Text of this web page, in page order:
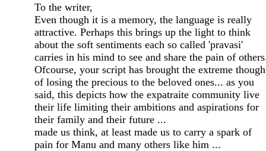
To the writer,
Even though it is a memory, the language is really
attractive. Perhaps this brings up the light to think
about the soft sentiments each so called 'pravasi'
carries in his mind to see and share the pain of
Ofcourse, your script has brought the extreme
of losing the precious to the beloved ones... as you
said, this depicts how the expatraite community live
their life limiting their ambitions and aspirations for
their family and their future ...
made us think, at least made us to carry a spark of
pain for Manu and many others like him ...